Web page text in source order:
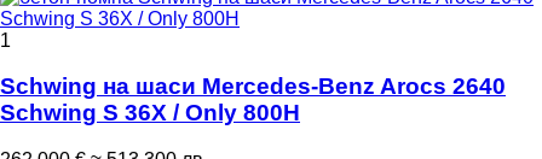
1
Schwing на шаси Mercedes-Benz Arocs 2640
Schwing S 36X / Only 800H